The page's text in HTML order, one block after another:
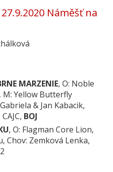
Náměšť na
MARZENIE, O: Noble
M: Yellow Butterfly
& Jan Kabacik,
BOJ
, O: Flagman Core Lion,
Chov: Zemková Lenka,